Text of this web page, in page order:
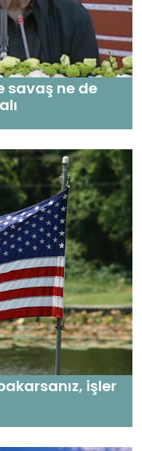
savaş ne de
işler